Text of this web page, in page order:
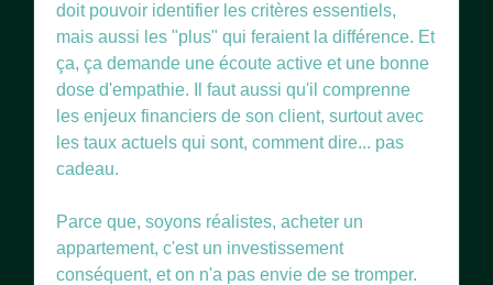
doit pouvoir identifier les critères essentiels,
mais aussi les "plus" qui feraient la différence. Et
ça, ça demande une écoute active et une bonne
dose d'empathie. Il faut aussi qu'il comprenne
les enjeux financiers de son client, surtout avec
les taux actuels qui sont, comment dire... pas
cadeau.
Parce que, soyons réalistes, acheter un
appartement, c'est un investissement
conséquent, et on n'a pas envie de se tromper.